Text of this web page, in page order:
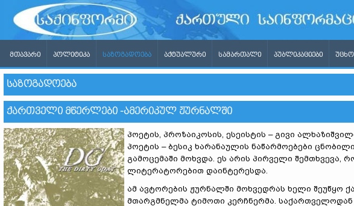
ᲛᲗᲐᲕᲐᲠᲘ ᲞᲝᲚᲘᲢᲘᲙᲐ ᲡᲐᲖᲝᲒᲐᲓᲝᲔᲑᲐ ᲐᲥᲢᲣᲐᲚᲣᲠᲘ ᲡᲐᲛᲐᲠᲗᲐᲚᲘ ᲞᲣᲑᲚᲘᲙᲐᲪᲘᲔᲑᲘ
ᲡᲐᲖᲝᲒᲐᲓᲝᲔᲑᲐ
ᲥᲐᲠᲗᲕᲔᲚᲘ ᲛᲬᲔᲠᲚᲔᲑᲘ -ᲐᲛᲔᲠᲘᲙᲣᲚ ᲟᲣᲠᲜᲐᲚᲨᲘ
პოეტის, პროზაიკოსის, ესეისტის – გივი
პოეტის – ბესიკ ხარანაულის ნაწარმოებები
გამოცემაში მოხვდა. ეს არის პირველი შემთხვევა,
ლიტერატორებით დაინტერესდა.
ამ ავტორების ჟურნალში მოხვედრას ხელი შეუწყო
მთარგმნელმა ტიმოთი კერჩნერმა. საქართველოდან